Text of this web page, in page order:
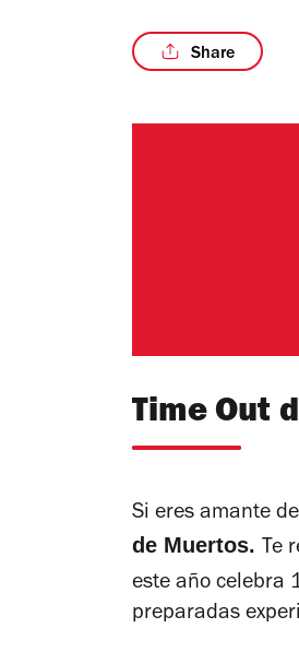
Share
Time Out
Si eres amante
de Muertos. Te
este año celebra
preparadas